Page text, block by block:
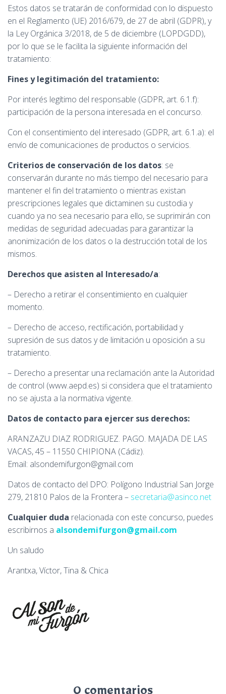
Estos datos se tratarán de conformidad con lo dispuesto
en el Reglamento (UE) 2016/679, de 27 de abril (GDPR), y
la Ley Orgánica 3/2018, de 5 de diciembre (LOPDGDD),
por lo que se le facilita la siguiente información del
tratamiento:
Fines y legitimación del tratamiento:
Por interés legítimo del responsable (GDPR, art. 6.1.f):
participación de la persona interesada en el concurso.
Con el consentimiento del interesado (GDPR, art. 6.1.a): el
envío de comunicaciones de productos o servicios.
Criterios de conservación de los datos: se
conservarán durante no más tiempo del necesario para
mantener el fin del tratamiento o mientras existan
prescripciones legales que dictaminen su custodia y
cuando ya no sea necesario para ello, se suprimirán con
medidas de seguridad adecuadas para garantizar la
anonimización de los datos o la destrucción total de los
mismos.
Derechos que asisten al Interesado/a:
– Derecho a retirar el consentimiento en cualquier
momento.
– Derecho de acceso, rectificación, portabilidad y
supresión de sus datos y de limitación u oposición a su
tratamiento.
– Derecho a presentar una reclamación ante la Autoridad
de control (www.aepd.es) si considera que el tratamiento
no se ajusta a la normativa vigente.
Datos de contacto para ejercer sus derechos:
ARANZAZU DIAZ RODRIGUEZ. PAGO. MAJADA DE LAS
VACAS, 45 – 11550 CHIPIONA (Cádiz).
Email: alsondemifurgon@gmail.com
Datos de contacto del DPO: Polígono Industrial San Jorge
279, 21810 Palos de la Frontera – secretaria@asinco.net
Cualquier duda relacionada con este concurso, puedes
escribirnos a alsondemifurgon@gmail.com
Un saludo
Arantxa, Víctor, Tina & Chica